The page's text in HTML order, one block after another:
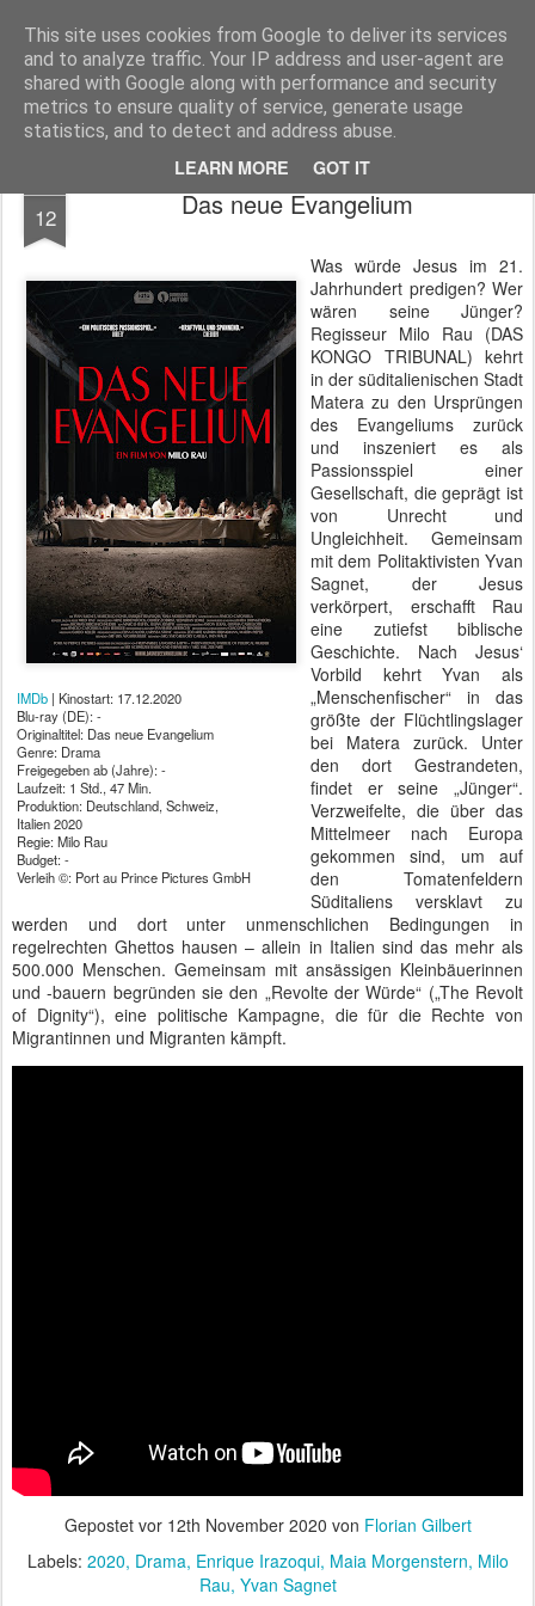
This site uses cookies from Google to deliver its services
and to analyze traffic. Your IP address and user-agent are
shared with Google along with performance and security
metrics to ensure quality of service, generate usage
statistics, and to detect and address abuse.
LEARN MORE GOT IT
MyKinoTrailer
Pages
12 Das neue Evangelium
IMDb | Kinostart: 17.12.2020
Blu-ray (DE): -
Originaltitel: Das neue Evangelium
Genre: Drama
Freigegeben ab (Jahre): -
Laufzeit: 1 Std., 47 Min.
Produktion: Deutschland, Schweiz,
Italien 2020
Regie: Milo Rau
Budget: -
Verleih ©: Port au Prince Pictures GmbH
Was würde Jesus im 21.
Jahrhundert predigen? Wer
wären seine Jünger?
Regisseur Milo Rau (DAS
KONGO TRIBUNAL) kehrt
in der süditalienischen Stadt
Matera zu den Ursprüngen
des Evangeliums zurück
und inszeniert es als
Passionsspiel einer
Gesellschaft, die geprägt ist
von Unrecht und
Ungleichheit. Gemeinsam
mit dem Politaktivisten Yvan
Sagnet, der Jesus
verkörpert, erschafft Rau
eine zutiefst biblische
Geschichte. Nach Jesus‘
Vorbild kehrt Yvan als
„Menschenfischer“ in das
größte der Flüchtlingslager
bei Matera zurück. Unter
den dort Gestrandeten,
findet er seine „Jünger“.
Verzweifelte, die über das
Mittelmeer nach Europa
gekommen sind, um auf
den Tomatenfeldern
Süditaliens versklavt zu
werden und dort unter unmenschlichen Bedingungen in
regelrechten Ghettos hausen – allein in Italien sind das mehr als
500.000 Menschen. Gemeinsam mit ansässigen Kleinbäuerinnen
und -bauern begründen sie den „Revolte der Würde“ („The Revolt
of Dignity“), eine politische Kampagne, die für die Rechte von
Migrantinnen und Migranten kämpft.
Gepostet vor 12th November 2020 von Florian Gilbert
Labels: 2020 Drama Enrique Irazoqui Maia Morgenstern Milo
Rau Yvan Sagnet